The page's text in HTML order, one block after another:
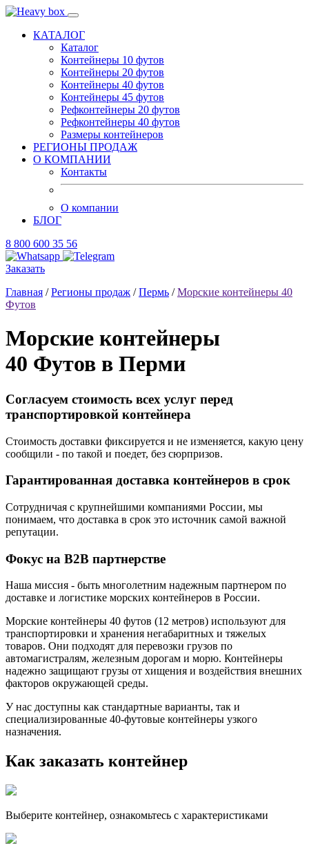
КАТАЛОГ
Каталог
Контейнеры 10 футов
Контейнеры 20 футов
Контейнеры 40 футов
Контейнеры 45 футов
Рефконтейнеры 20 футов
Рефконтейнеры 40 футов
Размеры контейнеров
РЕГИОНЫ ПРОДАЖ
О КОМПАНИИ
Контакты
О компании
БЛОГ
8 800 600 35 56
Заказать
Главная /Регионы продаж /Пермь /Морские контейнеры 40
Футов
Морские контейнеры
40 Футов в Перми
Согласуем стоимость всех услуг перед
транспортировкой контейнера
Стоимость доставки фиксируется и не изменяется, какую цену
сообщили - по такой и поедет, без сюрпризов.
Гарантированная доставка контейнеров в срок
Сотрудничая с крупнейшими компаниями России, мы
понимаем, что доставка в срок это источник самой важной
репутации.
Фокус на B2B партнерстве
Наша миссия - быть многолетним надежным партнером по
доставке и логистике морских контейнеров в России.
Морские контейнеры 40 футов (12 метров) используют для
транспортировки и хранения негабаритных и тяжелых
товаров. Они подходят для перевозки грузов по
автомагистралям, железным дорогам и морю. Контейнеры
надежно защищают грузы от хищения и воздействия внешних
факторов окружающей среды.
У нас доступны как стандартные варианты, так и
специализированные 40-футовые контейнеры узкого
назначения.
Как заказать контейнер
Выберите контейнер, ознакомьтесь с характеристиками